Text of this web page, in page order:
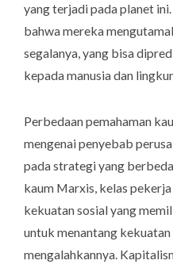
yang terjadi pada planet
bahwa mereka
segalanya, yang bisa
kepada manusia dan
Perbedaan pemahaman
mengenai penyebab
pada strategi yang
kaum Marxis, kelas
kekuatan sosial yang
untuk menantang
mengalahkannya.